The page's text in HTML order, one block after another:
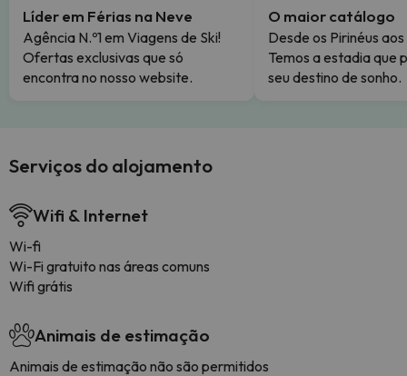
Líder em Férias na Neve
Agência N.º1 em Viagens de Ski!
Ofertas exclusivas que só
encontra no nosso website.
O maior catálogo
Desde os Pirinéus
Temos a estadia que
seu destino de sonho.
Serviços do alojamento
Wifi & Internet
Wi-fi
Wi-Fi gratuito nas áreas comuns
Wifi grátis
Animais de estimação
Animais de estimação não são permitidos